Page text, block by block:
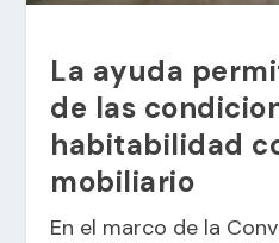
La ayuda
de las
habitabilidad
mobiliario
En el marco de la